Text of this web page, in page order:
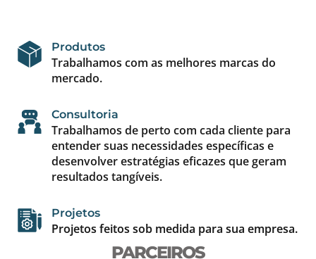
Produtos
Trabalhamos com as melhores marcas do
mercado.
Consultoria
Trabalhamos de perto com cada cliente para
entender suas necessidades específicas e
desenvolver estratégias eficazes que geram
resultados tangíveis.
Projetos
Projetos feitos sob medida para sua empresa.
PARCEIROS